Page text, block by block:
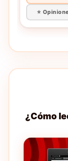
⭐
¿Cómo